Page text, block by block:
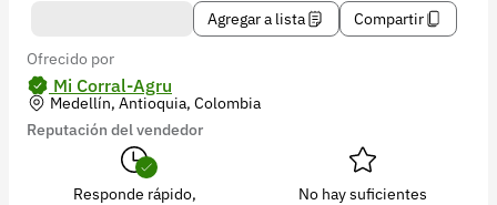
Agregar a lista
Compartir
Ofrecido por
Mi Corral-Agru
Medellín, Antioquia, Colombia
Reputación del vendedor
Responde rápido,
No hay suficientes
Recuperar contraseña
Contacto
Soporte
+57 323 2931928